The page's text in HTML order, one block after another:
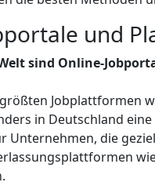
und
sind Online-
Jobplattformen
in Deutschland
Unternehmen, die